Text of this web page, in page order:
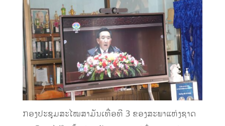
ກອງປະຊຸມສະໄໝສາມັນເທື່ອທີ 3 ຂອງສະພາແຫ່ງຊາດ